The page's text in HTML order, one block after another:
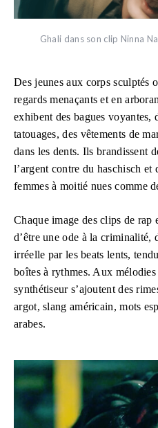
Ghali dans son clip Ninna
Des jeunes aux corps sculptés
regards menaçants et en
exhibent des bagues voyantes,
tatouages, des vêtements de
dans les dents. Ils brandissent
l’argent contre du haschisch et
femmes à moitié nues comme
Chaque image des clips de rap
d’être une ode à la criminalité,
irréelle par les beats lents,
boîtes à rythmes. Aux
synthétiseur s’ajoutent des
argot, slang américain, mots
arabes.